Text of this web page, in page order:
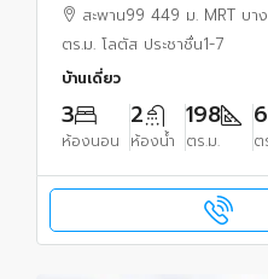
สะพาน99 449 ม. MRT บา
ตร.ม. โลตัส ประชาชื่น1-7
บ้านเดี่ยว
3
ห้องนอน
2
ห้องน้ำ
198
ตร.ม. ต